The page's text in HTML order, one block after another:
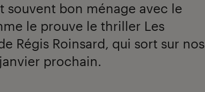
souvent bon ménage avec le
le prouve le thriller Les
Régis Roinsard, qui sort sur nos
prochain.